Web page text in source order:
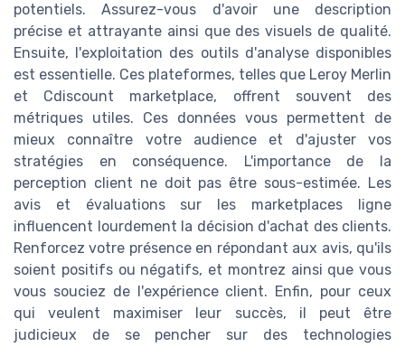
potentiels. Assurez-vous d'avoir une description
précise et attrayante ainsi que des visuels de qualité.
Ensuite, l'exploitation des outils d'analyse disponibles
est essentielle. Ces plateformes, telles que Leroy Merlin
et Cdiscount marketplace, offrent souvent des
métriques utiles. Ces données vous permettent de
mieux connaître votre audience et d'ajuster vos
stratégies en conséquence. L'importance de la
perception client ne doit pas être sous-estimée. Les
avis et évaluations sur les marketplaces ligne
influencent lourdement la décision d'achat des clients.
Renforcez votre présence en répondant aux avis, qu'ils
soient positifs ou négatifs, et montrez ainsi que vous
vous souciez de l'expérience client. Enfin, pour ceux
qui veulent maximiser leur succès, il peut être
judicieux de se pencher sur des technologies